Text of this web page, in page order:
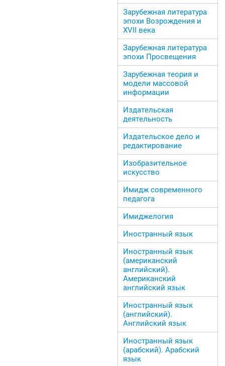
Зарубежная литература
эпохи Возрождения и
ХVII века
Зарубежная литература
эпохи Просвещения
Зарубежная теория и
модели массовой
информации
Издательская
деятельность
Издательское дело и
редактирование
Изобразительное
искусство
Имидж современного
педагога
Имиджелогия
Иностранный язык
Иностранный язык
(американский
английский).
Американский
английский язык
Иностранный язык
(английский).
Английский язык
Иностранный язык
(арабский). Арабский
язык